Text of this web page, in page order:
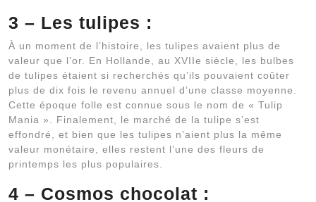
3 – Les tulipes :
À un moment de l’histoire, les tulipes avaient plus de
valeur que l’or. En Hollande, au XVIIe siècle, les bulbes
de tulipes étaient si recherchés qu’ils pouvaient coûter
plus de dix fois le revenu annuel d’une classe moyenne.
Cette époque folle est connue sous le nom de « Tulip
Mania ». Finalement, le marché de la tulipe s’est
effondré, et bien que les tulipes n’aient plus la même
valeur monétaire, elles restent l’une des fleurs de
printemps les plus populaires.
4 – Cosmos chocolat :